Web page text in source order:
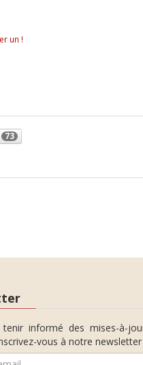
un !
73
informé des mises-à-
vous à notre newsletter